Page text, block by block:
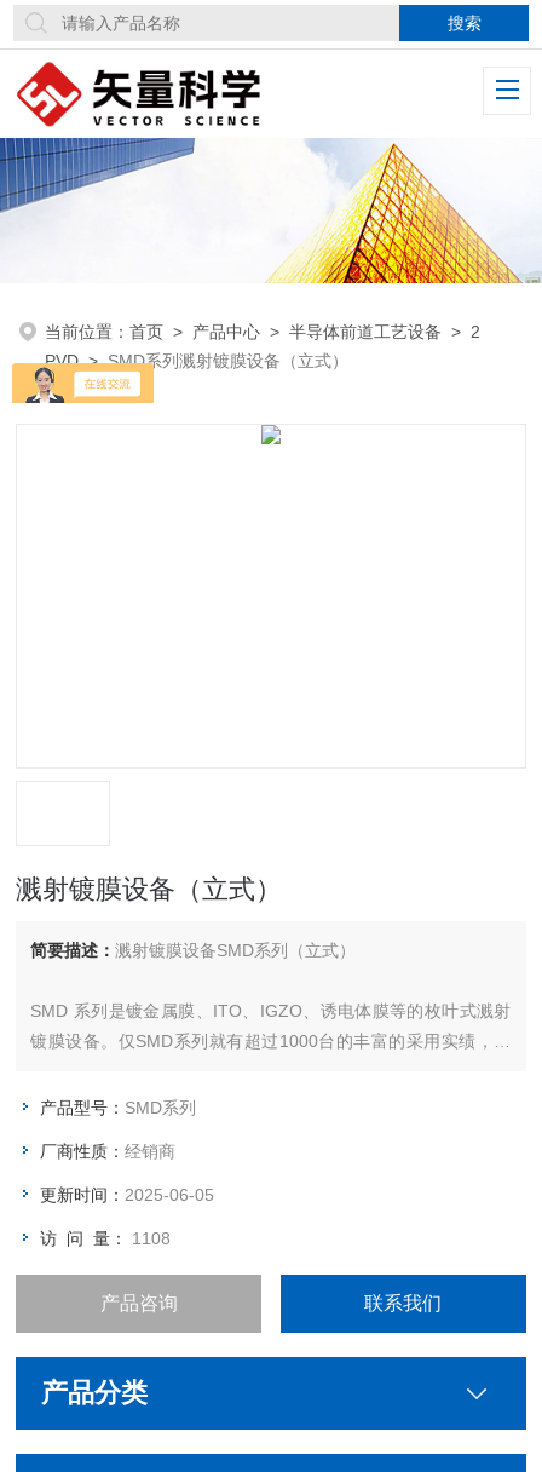
当前位置：首页 > 产品中心 >半导体前道工艺设备 > 2
PVD>SMD系列溅射镀膜设备（立式）
溅射镀膜设备（立式）
简要描述：溅射镀膜设备SMD系列（立式）
SMD 系列是镀金属膜、ITO、IGZO、诱电体膜等的枚叶式溅射
镀膜设备。仅SMD系列就有超过1000台的丰富的采用实绩，在
进一步提高设备的可靠性。
产品型号： SMD系列
厂商性质：经销商
更新时间： 2025-06-05
访 问 量： 1108
产品咨询 联系我们
产品分类